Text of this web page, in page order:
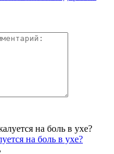
на боль в ухе?